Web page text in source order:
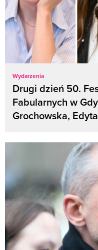
Wydarzenia
Drugi dzień 50.
Fabularnych w
Grochowska,